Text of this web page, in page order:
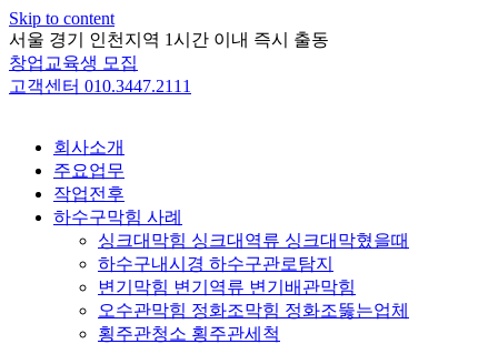
Skip to content
서울 경기 인천지역 1시간 이내 즉시 출동
창업교육생 모집
고객센터 010.3447.2111
회사소개
주요업무
작업전후
하수구막힘 사례
싱크대막힘 싱크대역류 싱크대막혔을때
하수구내시경 하수구관로탐지
변기막힘 변기역류 변기배관막힘
오수관막힘 정화조막힘 정화조뚫는업체
횡주관청소 횡주관세척